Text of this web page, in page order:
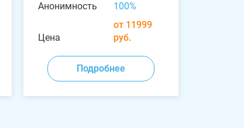
Анонимность
100%
Цена
от 11999
руб.
Подробнее